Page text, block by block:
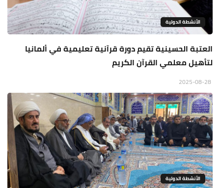
الأنشطة الدولية
العتبة الحسينية تقيم دورة قرآنية تعليمية في ألمانيا
لتأهيل معلمي القرآن الكريم
الأنشطة الدولية